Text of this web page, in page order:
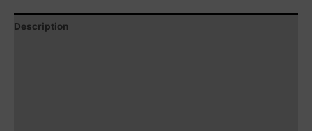
Description